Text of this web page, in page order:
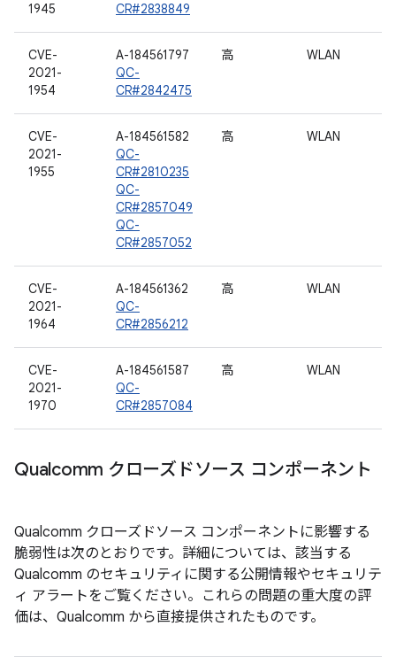
1945
CR#2838849
CVE-
2021-
1954
A-184561797
QC-
CR#2842475
高 WLAN
CVE-
2021-
1955
A-184561582
QC-
CR#2810235
QC-
CR#2857049
QC-
CR#2857052
高 WLAN
CVE-
2021-
1964
A-184561362
QC-
CR#2856212
高 WLAN
CVE-
2021-
1970
A-184561587
QC-
CR#2857084
高 WLAN
Qualcomm クローズドソース コンポーネント
Qualcomm クローズドソース コンポーネントに影響する
脆弱性は次のとおりです。詳細については、該当する
Qualcomm のセキュリティに関する公開情報やセキュリテ
ィ アラートをご覧ください。これらの問題の重大度の評
価は、Qualcomm から直接提供されたものです。